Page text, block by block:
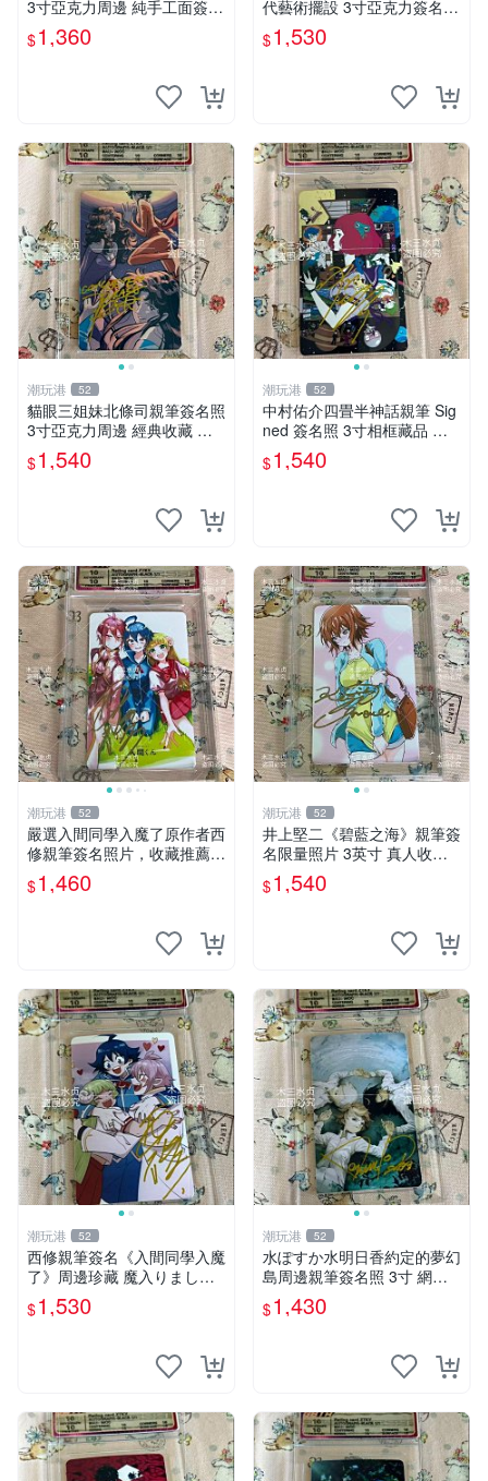
3寸亞克力周邊 純手工面簽限
量收藏 nichijou 照片 原著
$1,360
代藝術擺設 3寸亞克力簽名收
藏品 原裝卡磚附送 非人少女
苗川采 3寸
$1,530
潮玩港 52
貓眼三姐妹北條司親筆簽名照
3寸亞克力周邊 經典收藏 貓
眼三姐妹 北條司 原作 簽名照
北條司 貓眼三姐妹 親簽照
$1,540
潮玩港 52
中村佑介四畳半神話親筆 Sig
ned 簽名照 3寸相框藏品 推
薦珍藏 原裝卡磚 四疊半神話
中村佑介 神話大系
$1,540
潮玩港 52
嚴選入間同學入魔了原作者西
修親筆簽名照片，收藏推薦！
3英寸珍藏版 入間同學、西
修、簽名
$1,460
潮玩港 52
井上堅二《碧藍之海》親筆簽
名限量照片 3英寸 真人收藏
面簽 國際帶回 碧藍之海 經典
漫畫 現場簽名版
$1,540
潮玩港 52
西修親筆簽名《入間同學入魔
了》周邊珍藏 魔入りました
亞克力3寸周遭收藏嚴選 3寸
珍藏 周邊
$1,530
潮玩港 52
水ぽすか水明日香約定的夢幻
島周邊親筆簽名照 3寸 網路
原裝卡套 包相框 約定的夢幻
島 簽名照 周邊
$1,430